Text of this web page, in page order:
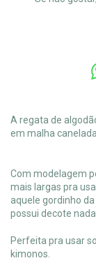
A regata de
em malha canelada.
Com modelagem
mais largas pra
aquele gordinho
possui decote
Perfeita pra usar
kimonos.